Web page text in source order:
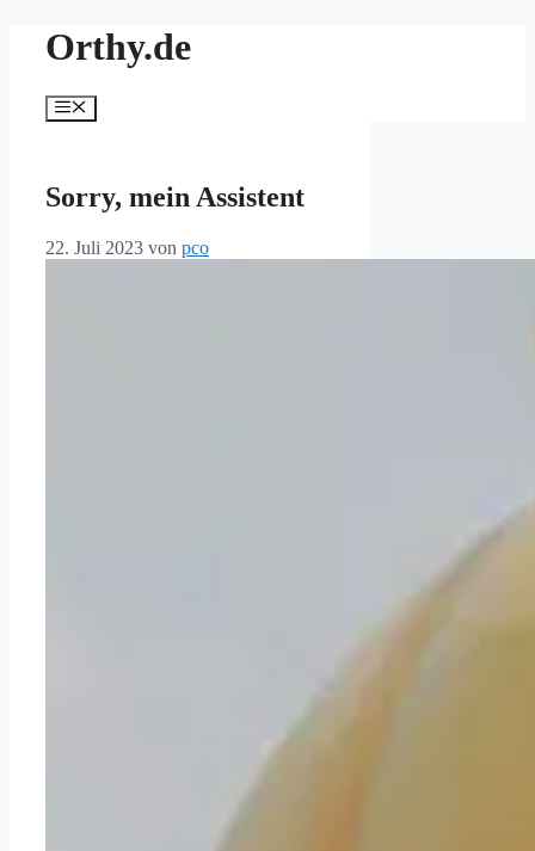
InhaltOrthy.de
Menü
Sorry, mein Assistent
22. Juli 2023 von pco